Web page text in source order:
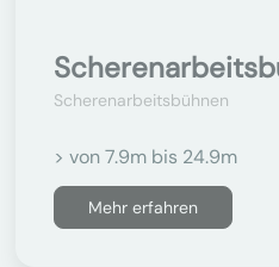
Scherenarbeitsbühnen
> von 7.9m bis 24.9m
Mehr erfahren